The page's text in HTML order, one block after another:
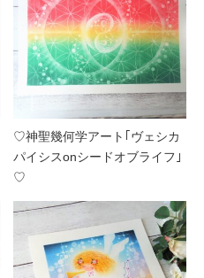
♡神聖幾何学アート｢ヴェシカ
パイシスonシードオブライフ｣
♡